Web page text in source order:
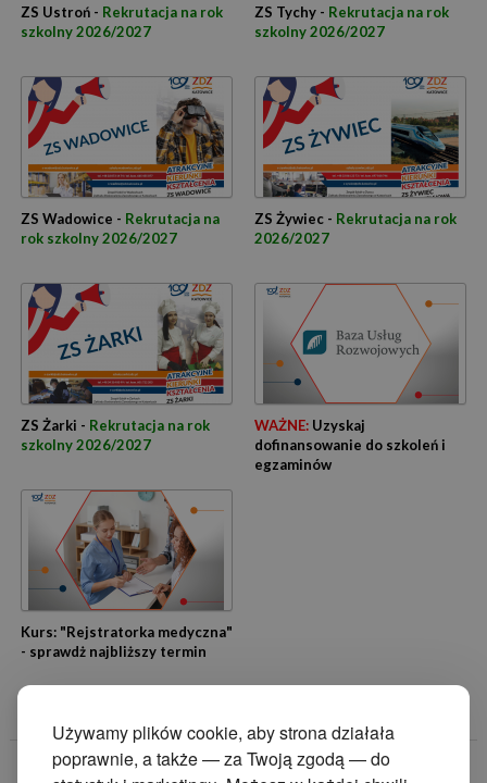
Używamy plików cookie, aby strona działała
poprawnie, a także — za Twoją zgodą — do
ZS Ustroń - Rekrutacja na rok
szkolny 2026/2027
ZS Tychy - Rekrutacja na rok
szkolny 2026/2027
ZS Wadowice - Rekrutacja na
rok szkolny 2026/2027
ZS Żywiec - Rekrutacja na rok
2026/2027
ZS Żarki - Rekrutacja na rok
szkolny 2026/2027
WAŻNE:Uzyskaj
dofinansowanie do szkoleń i
egzaminów
Kurs: "Rejstratorka medyczna"
- sprawdż najbliższy termin
© 2014 Zakład